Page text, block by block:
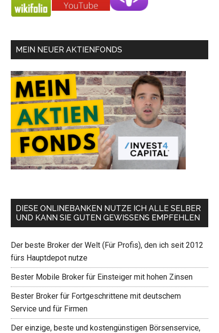
MEIN NEUER AKTIENFONDS
DIESE ONLINEBANKEN NUTZE ICH ALLE SELBER
UND KANN SIE GUTEN GEWISSENS EMPFEHLEN
Der beste Broker der Welt (Für Profis), den ich seit 2012
fürs Hauptdepot nutze
Bester Mobile Broker für Einsteiger mit hohen Zinsen
Bester Broker für Fortgeschrittene mit deutschem
Service und für Firmen
Der einzige, beste und kostengünstigen Börsenservice,